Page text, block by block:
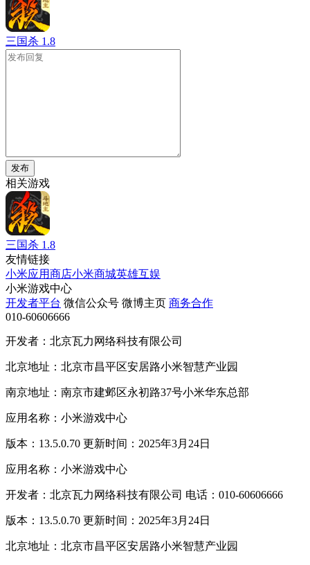
三国杀 1.8
发布
相关游戏
三国杀 1.8
友情链接
小米应用商店小米商城英雄互娱
小米游戏中心
开发者平台 微信公众号 微博主页 商务合作
010-60606666
开发者：北京瓦力网络科技有限公司
北京地址：北京市昌平区安居路小米智慧产业园
南京地址：南京市建邺区永初路37号小米华东总部
应用名称：小米游戏中心
版本：13.5.0.70 更新时间：2025年3月24日
应用名称：小米游戏中心
开发者：北京瓦力网络科技有限公司 电话：010-60606666
版本：13.5.0.70 更新时间：2025年3月24日
北京地址：北京市昌平区安居路小米智慧产业园